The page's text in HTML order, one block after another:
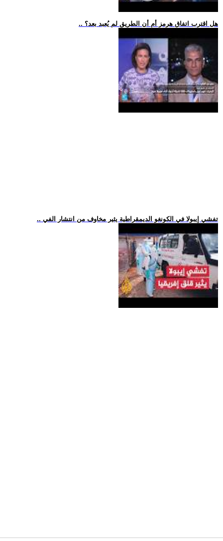
.. هل اقترب اتفاق هرمز أم أن الطريق لم يُعبد بعد؟
.. تفشي إيبولا في الكونغو الديمقراطية يثير مخاوف من انتشار الفي